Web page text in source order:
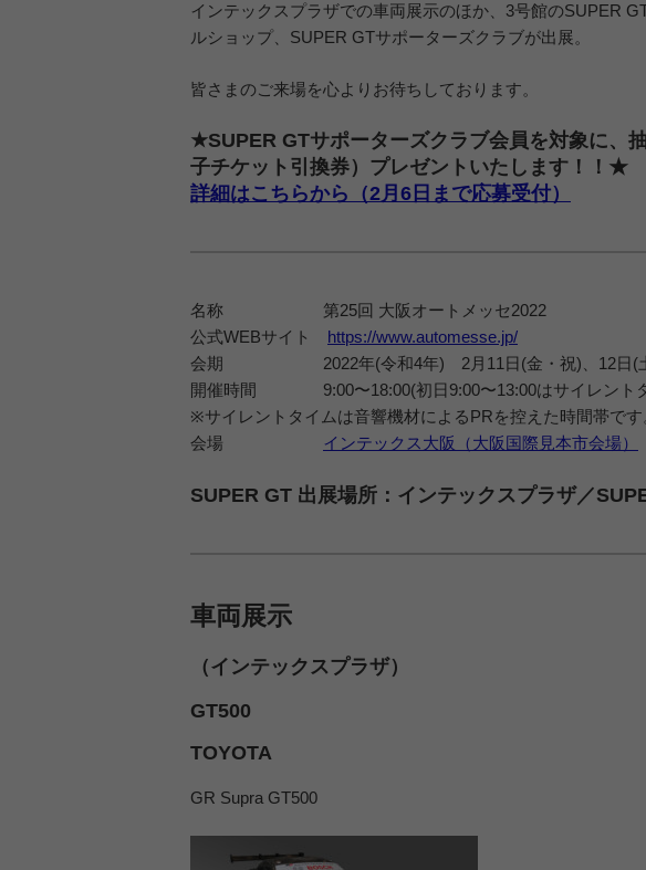
インテックスプラザでの車両展示のほか、3号館のSUPER
ルショップ、SUPER GTサポーターズクラブが出展。
皆さまのご来場を心よりお待ちしております。
★SUPER GTサポーターズクラブ会員を対象に、
子チケット引換券）プレゼントいたします！！★
詳細はこちらから（2月6日まで応募受付）
名称 第25回 大阪オートメッセ2022
公式WEBサイト https://www.automesse.jp/
会期 2022年(令和4年) 2月11日(金・祝)、12日(
開催時間 9:00〜18:00(初日9:00〜13:00はサイレント
※サイレントタイムは音響機材によるPRを控えた時間帯です
会場
インテックス大阪（大阪国際見本市会場）
SUPER GT 出展場所：インテックスプラザ／
車両展示
（インテックスプラザ）
GT500
TOYOTA
GR Supra GT500